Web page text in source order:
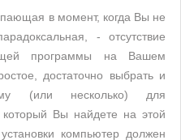
в момент, когда Вы не
- отсутствие
программы на Вашем
достаточно выбрать и
(или несколько) для
Вы найдете на этой
компьютер должен